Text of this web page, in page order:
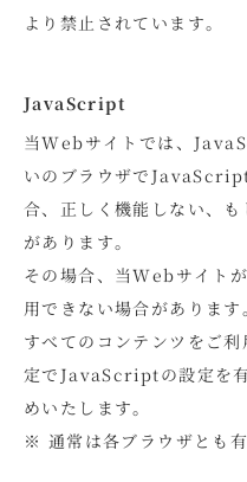
より禁止されています。
JavaScript
当Webサイトでは、
いのブラウザで
合、正しく機能しない、
があります。
その場合、当Webサイト
用できない場合があります
すべてのコンテンツをご
定でJavaScriptの設定を
めいたします。
※ 通常は各ブラウザとも